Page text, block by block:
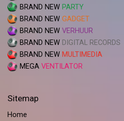
BRAND NEW PARTY
BRAND NEW GADGET
BRAND NEW VERHUUR
BRAND NEW DIGITAL RECORDS
BRAND NEW MULTIMEDIA
MEGA VENTILATOR
Sitemap
Home